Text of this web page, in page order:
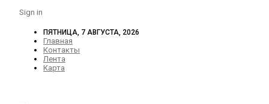
Sign in
ПЯТНИЦА, 7 АВГУСТА, 2026
Главная
Контакты
Лента
Карта